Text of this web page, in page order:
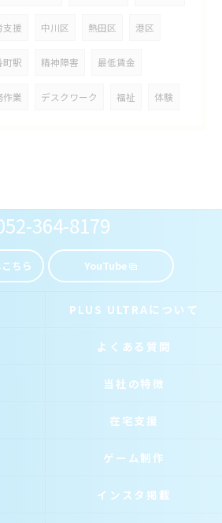
支援 中川区 熱田区 港区
町駅 精神障害 最低賃金
作業 デスクワーク 福祉 体験
364-8179
ちら YouTube
PLUS ULTRAについて
よくある質問
当社の特徴
在宅支援
ゲーム制作
インスタ掲載